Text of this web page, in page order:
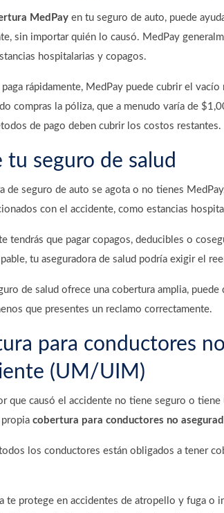
MedPay en tu seguro de auto, puede
sin importar quién lo causó. MedPay
hospitalarias y copagos.
paga rápidamente, MedPay puede cubrir el
compras la póliza, que a menudo varía de
de pago deben cubrir los costos restantes.
tu seguro de salud
de seguro de auto se agota o no tienes
con el accidente, como estancias
tendrás que pagar copagos, deducibles o
tu aseguradora de salud podría exigir el
de salud ofrece una cobertura amplia,
que presentes un reclamo correctamente.
para conductores
(UM/UIM)
que causó el accidente no tiene seguro o
cobertura para conductores no
los conductores están obligados a tener
te protege en accidentes de atropello y fuga o